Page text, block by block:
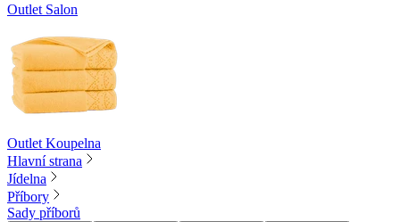
Outlet Salon
Outlet Koupelna
Hlavní strana
Jídelna
Příbory
Sady příborů